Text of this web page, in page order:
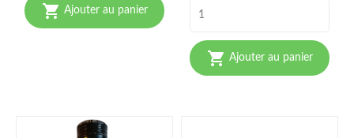
 Ajouter au panier
 Ajouter au panier